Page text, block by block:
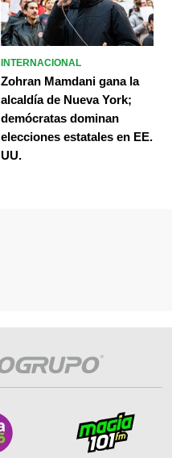
INTERNACIONAL
Zohran Mamdani gana la
alcaldía de Nueva York;
demócratas dominan
elecciones estatales en EE.
UU.